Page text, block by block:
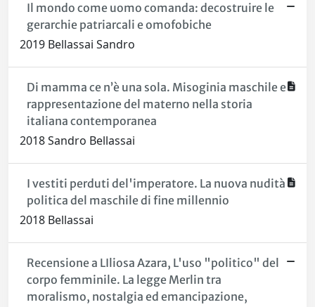
Il mondo come uomo comanda: decostruire le
gerarchie patriarcali e omofobiche
2019 Bellassai Sandro
Di mamma ce n’è una sola. Misoginia maschile e
rappresentazione del materno nella storia
italiana contemporanea
2018 Sandro Bellassai
I vestiti perduti del'imperatore. La nuova nudità
politica del maschile di fine millennio
2018 Bellassai
Recensione a LIliosa Azara, L'uso "politico" del
corpo femminile. La legge Merlin tra
moralismo, nostalgia ed emancipazione,